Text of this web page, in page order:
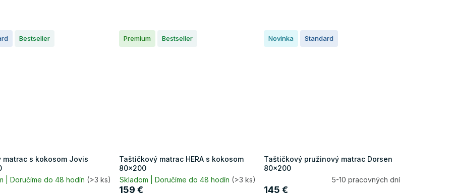
Bestseller
matrac s kokosom Jovis
| Doručíme do 48 hodín (>3 ks)
Premium Bestseller
Taštičkový matrac HERA s kokosom
80x200
Skladom | Doručíme do 48 hodín (>3 ks)
159 €
Novinka Standard
Taštičkový pružinový matrac Dorsen
80x200
5-10 pracovných dní
145 €